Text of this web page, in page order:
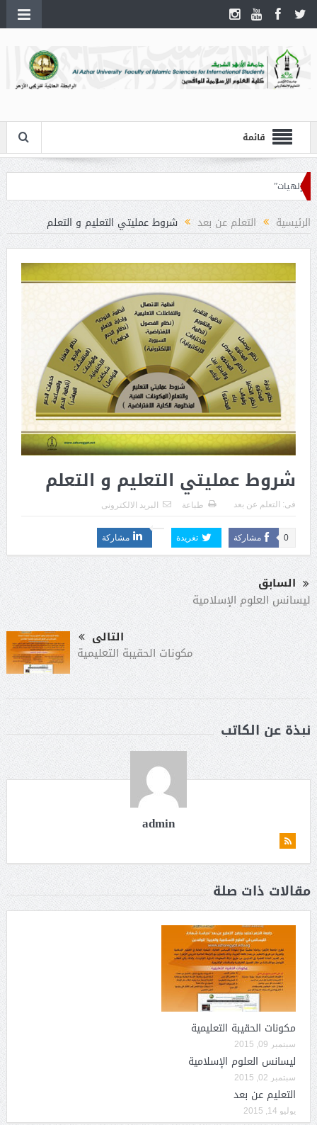
قائمة
الرئيسية التعلم عن بعد شروط عمليتي التعليم و التعلم
شروط عمليتي التعليم و التعلم
فى: التعلم عن بعد طباعة البريد الالكترونى
مشاركة 0 تغريدة مشاركة
السابق
ليسانس العلوم الإسلامية
التالى
مكونات الحقيبة التعليمية
نبذة عن الكاتب
admin
مقالات ذات صلة
مكونات الحقيبة التعليمية
سبتمبر 09, 2015
ليسانس العلوم الإسلامية
سبتمبر 02, 2015
التعليم عن بعد
يوليو 14, 2015